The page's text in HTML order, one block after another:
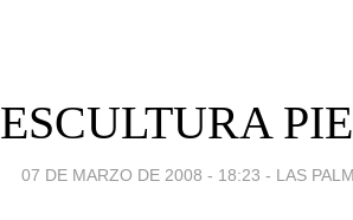
ESCULTURA
07 DE MARZO DE 2008 - 18:23 - LAS